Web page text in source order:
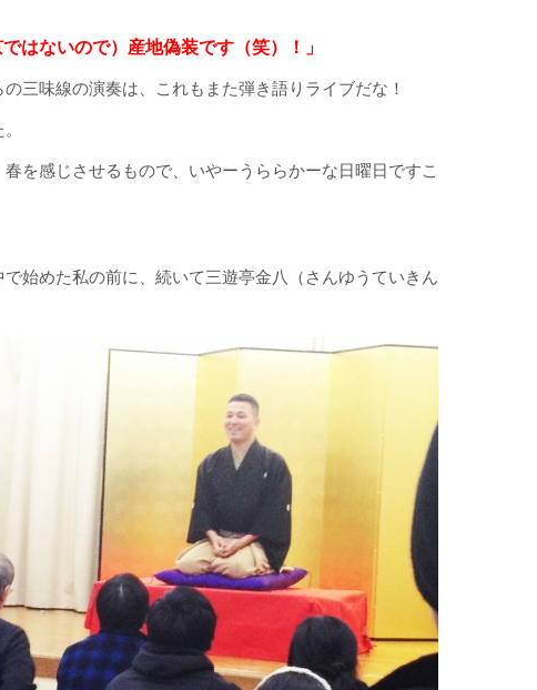
はないので）産地偽装です（笑）！」
三味線の演奏は、これもまた弾き語りライブだな！
を感じさせるもので、いやーうららかーな日曜日ですこ
始めた私の前に、続いて三遊亭金八（さんゆうていきん